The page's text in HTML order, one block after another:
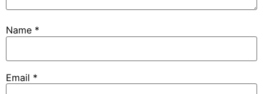
Name *
Email *